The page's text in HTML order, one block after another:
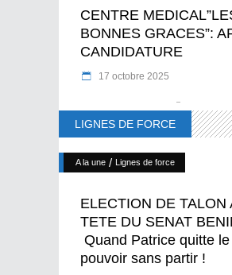
CENTRE
BONNES GRACES”:
CANDIDATURE
17 octobre 2025
LIGNES DE FORCE
A la une / Lignes de force
ELECTION DE TALON
TETE DU SENAT
Quand Patrice quitte le
pouvoir sans partir !